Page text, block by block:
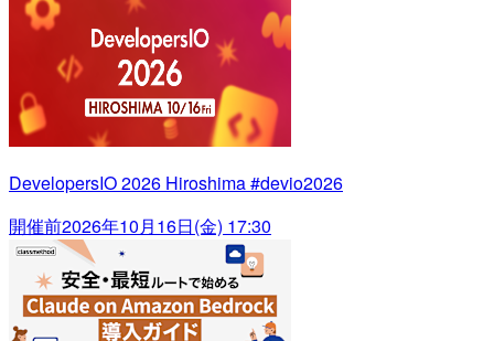
DevelopersIO 2026 Hiroshima #devio2026
開催前2026年10月16日(金) 17:30